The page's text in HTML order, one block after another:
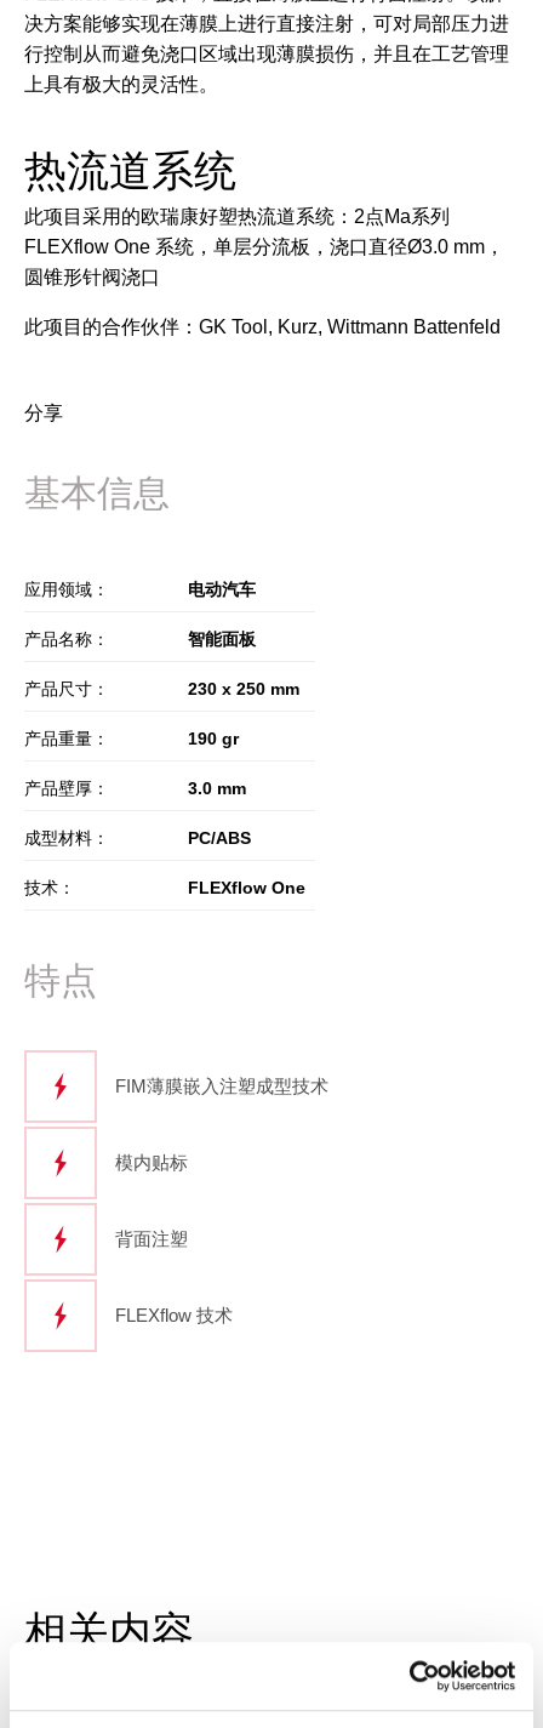
决方案能够实现在薄膜上进行直接注射，可对局部压力进
行控制从而避免浇口区域出现薄膜损伤，并且在工艺管理
上具有极大的灵活性。
热流道系统
此项目采用的欧瑞康好塑热流道系统：2点Ma系列
FLEXflow One 系统，单层分流板，浇口直径Ø3.0 mm，
圆锥形针阀浇口
此项目的合作伙伴：GK Tool, Kurz, Wittmann Battenfeld
分享
基本信息
应用领域： 电动汽车
产品名称： 智能面板
产品尺寸： 230 x 250 mm
产品重量： 190 gr
产品壁厚： 3.0 mm
成型材料： PC/ABS
技术： FLEXflow One
特点
FIM薄膜嵌入注塑成型技术
模内贴标
背面注塑
FLEXflow 技术
相关内容